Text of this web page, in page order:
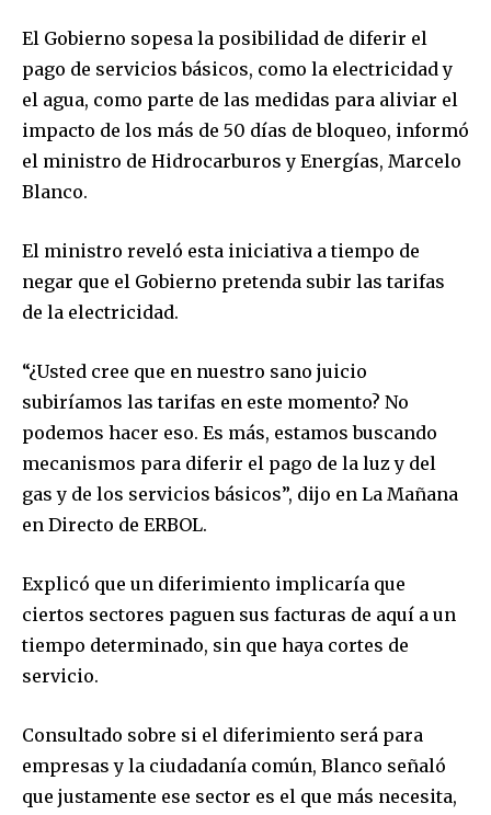
El Gobierno sopesa la posibilidad de diferir el
pago de servicios básicos, como la electricidad y
el agua, como parte de las medidas para aliviar el
impacto de los más de 50 días de bloqueo, informó
el ministro de Hidrocarburos y Energías, Marcelo
Blanco.
El ministro reveló esta iniciativa a tiempo de
negar que el Gobierno pretenda subir las tarifas
de la electricidad.
“¿Usted cree que en nuestro sano juicio
subiríamos las tarifas en este momento? No
podemos hacer eso. Es más, estamos buscando
mecanismos para diferir el pago de la luz y del
gas y de los servicios básicos”, dijo en La Mañana
en Directo de ERBOL.
Explicó que un diferimiento implicaría que
ciertos sectores paguen sus facturas de aquí a un
tiempo determinado, sin que haya cortes de
servicio.
Consultado sobre si el diferimiento será para
empresas y la ciudadanía común, Blanco señaló
que justamente ese sector es el que más necesita,